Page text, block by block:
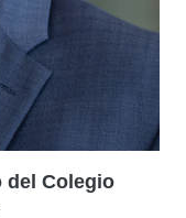
del Colegio